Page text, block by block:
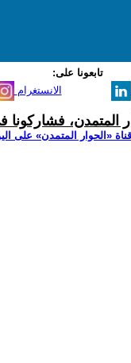
تابعونا على:
الانستغرام
المتمدن،
‫«الحوار المتمدن» على